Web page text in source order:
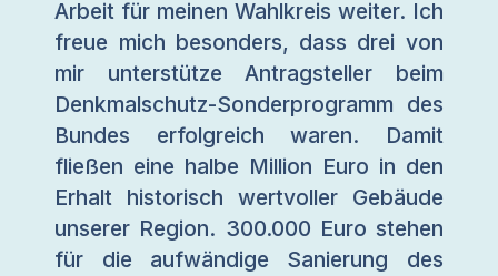
Arbeit für meinen Wahlkreis weiter. Ich
freue mich besonders, dass drei von
mir unterstütze Antragsteller beim
Denkmalschutz-Sonderprogramm des
Bundes erfolgreich waren. Damit
fließen eine halbe Million Euro in den
Erhalt historisch wertvoller Gebäude
unserer Region. 300.000 Euro stehen
für die aufwändige Sanierung des